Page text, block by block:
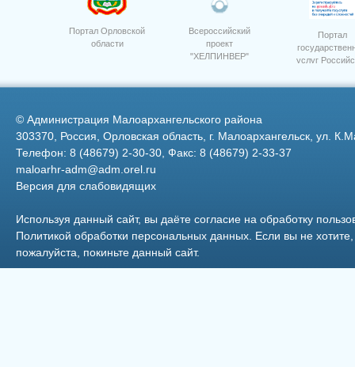
Портал Орловской
области
Всероссийский
проект
"ХЕЛПИНВЕР"
Портал
услуг
© Администрация Малоархангельского района
303370, Россия, Орловская область, г. Малоархангельск, ул.
Телефон: 8 (48679) 2-30-30, Факс: 8 (48679) 2-33-37
maloarhr-adm@adm.orel.ru
Версия для слабовидящих
Используя данный сайт, вы даёте согласие на обработку
Политикой обработки персональных данных . Если вы не
пожалуйста, покиньте данный сайт.